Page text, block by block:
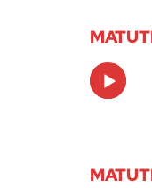
Audio
Player